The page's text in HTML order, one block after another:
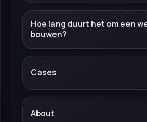
Hoe lang duurt het om een
bouwen?
Cases
About